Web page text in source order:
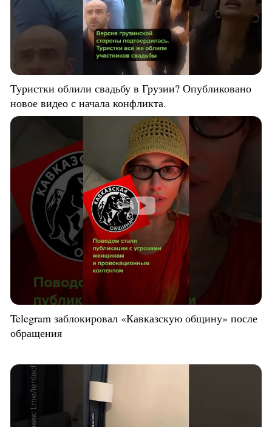
Туристки облили свадьбу в Грузии? Опубликовано
новое видео с начала конфликта.
Telegram заблокировал «Кавказскую общину» после
обращения